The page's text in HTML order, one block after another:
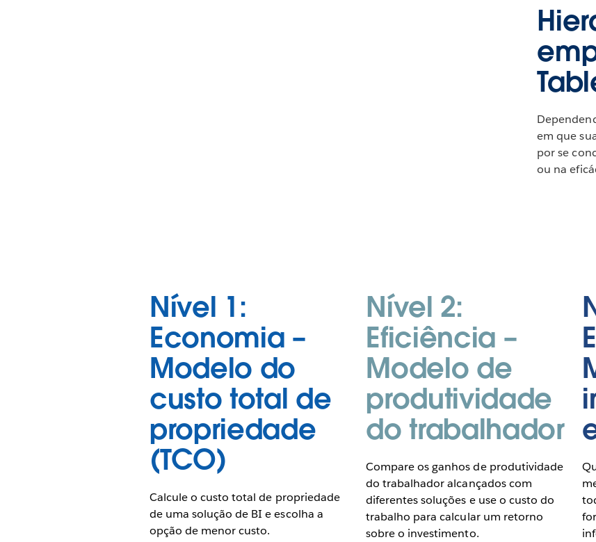
em que
por se
ou na
Nível 1:
Economia –
Modelo do
custo total de
propriedade
(TCO)
Calcule o custo total de propriedade
de uma solução de BI e escolha a
opção de menor custo.
Nível 2:
Eficiência –
Modelo de
produtividade
do trabalhador
Compare os ganhos de produtividade
do trabalhador alcançados com
diferentes soluções e use o custo do
trabalho para calcular um retorno
sobre o investimento.